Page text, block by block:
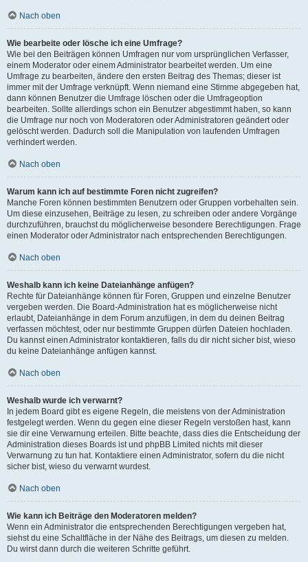
Nach oben
Wie bearbeite oder lösche ich eine Umfrage?
Wie bei den Beiträgen können Umfragen nur vom ursprünglichen Verfasser,
einem Moderator oder einem Administrator bearbeitet werden. Um eine
Umfrage zu bearbeiten, ändere den ersten Beitrag des Themas; dieser ist
immer mit der Umfrage verknüpft. Wenn niemand eine Stimme abgegeben hat,
dann können Benutzer die Umfrage löschen oder die Umfrageoption
bearbeiten. Sollte allerdings schon ein Benutzer abgestimmt haben, so kann
die Umfrage nur noch von Moderatoren oder Administratoren geändert oder
gelöscht werden. Dadurch soll die Manipulation von laufenden Umfragen
verhindert werden.
Nach oben
Warum kann ich auf bestimmte Foren nicht zugreifen?
Manche Foren können bestimmten Benutzern oder Gruppen vorbehalten sein.
Um diese einzusehen, Beiträge zu lesen, zu schreiben oder andere Vorgänge
durchzuführen, brauchst du möglicherweise besondere Berechtigungen. Frage
einen Moderator oder Administrator nach entsprechenden Berechtigungen.
Nach oben
Weshalb kann ich keine Dateianhänge anfügen?
Rechte für Dateianhänge können für Foren, Gruppen und einzelne Benutzer
vergeben werden. Die Board-Administration hat es möglicherweise nicht
erlaubt, Dateianhänge in dem Forum anzufügen, in dem du deinen Beitrag
verfassen möchtest, oder nur bestimmte Gruppen dürfen Dateien hochladen.
Du kannst einen Administrator kontaktieren, falls du dir nicht sicher bist, wieso
du keine Dateianhänge anfügen kannst.
Nach oben
Weshalb wurde ich verwarnt?
In jedem Board gibt es eigene Regeln, die meistens von der Administration
festgelegt werden. Wenn du gegen eine dieser Regeln verstoßen hast, kann
sie dir eine Verwarnung erteilen. Bitte beachte, dass dies die Entscheidung der
Administration dieses Boards ist und phpBB Limited nichts mit dieser
Verwarnung zu tun hat. Kontaktiere einen Administrator, sofern du die nicht
sicher bist, wieso du verwarnt wurdest.
Nach oben
Wie kann ich Beiträge den Moderatoren melden?
Wenn ein Administrator die entsprechenden Berechtigungen vergeben hat,
siehst du eine Schaltfläche in der Nähe des Beitrags, um diesen zu melden.
Du wirst dann durch die weiteren Schritte geführt.